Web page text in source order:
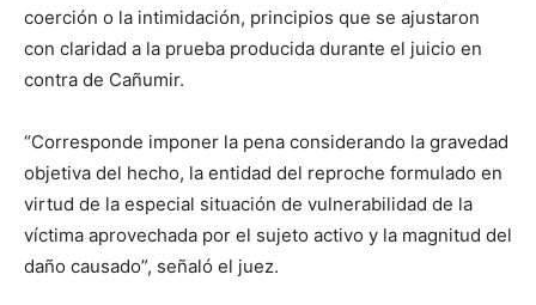
coerción o la intimidación, principios que se ajustaron
con claridad a la prueba producida durante el juicio en
contra de Cañumir.
“Corresponde imponer la pena considerando la gravedad
objetiva del hecho, la entidad del reproche formulado en
virtud de la especial situación de vulnerabilidad de la
víctima aprovechada por el sujeto activo y la magnitud del
daño causado”, señaló el juez.